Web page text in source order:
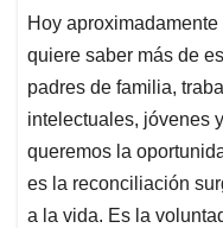
Hoy
quiere saber más de
padres de familia,
intelectuales, jóvenes
queremos la
es la reconciliación
a la vida. Es la